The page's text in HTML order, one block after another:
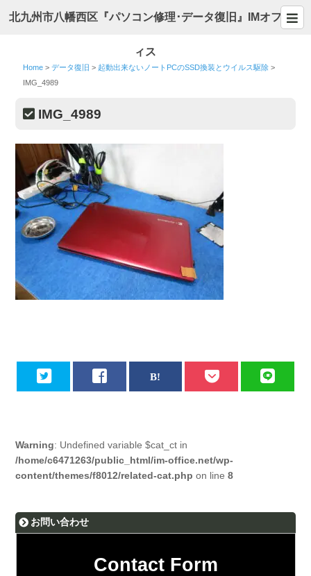
北九州市八幡西区『パソコン修理･データ復旧』IMオフ
ィス
Home >データ復旧 >起動出来ないノートPCのSSD換装とウイルス駆除 >
IMG_4989
IMG_4989
Warning: Undefined variable $cat_ct in
/home/c6471263/public_html/im-office.net/wp-
content/themes/f8012/related-cat.php on line8
お問い合わせ
Contact Form